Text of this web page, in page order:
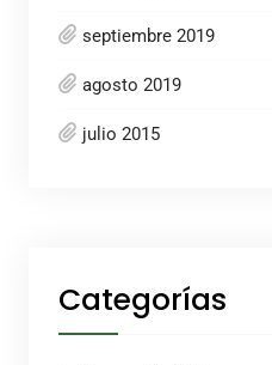
septiembre 2019
agosto 2019
julio 2015
Categorías